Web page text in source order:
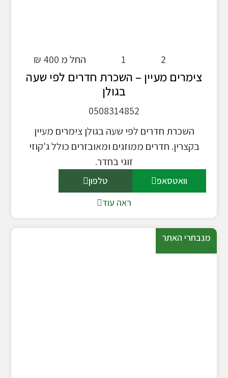
החל מ 400 ₪ 1 2
צימרים מעיין – השכרת חדרים לפי שעה
בגולן
0508314852
השכרת חדרים לפי שעה בגולן צימרים מעיין
בקצרין. חדרים ממוזגים ומאובזרים כולל ג'קוזי
זוגי בחדר.
וואטסאפ
טלפון
ראה עוד
מנבחרי האתר